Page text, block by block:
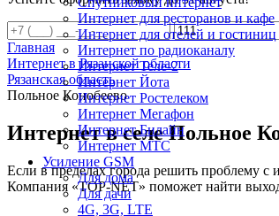
Интернет для ресторанов и кафе
Интернет для отелей и гостиниц
Интернет по радиоканалу
Интернет Теле-2
Интернет Йота
Интернет Ростелеком
Интернет Мегафон
Интернет Билайн
Интернет МТС
Усиление GSM
Для дома
Для дачи
4G, 3G, LTE
Главная
Интернет в Рязанской области
Рязанская область
Польное Конобеево
Интернет в селе Польное
Если в пределах города решить проблему с
Компания «TOP-NET» поможет найти